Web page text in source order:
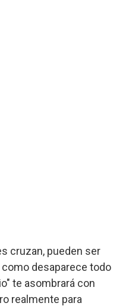
cruzan, pueden ser
desaparece todo
te asombrará con
realmente para